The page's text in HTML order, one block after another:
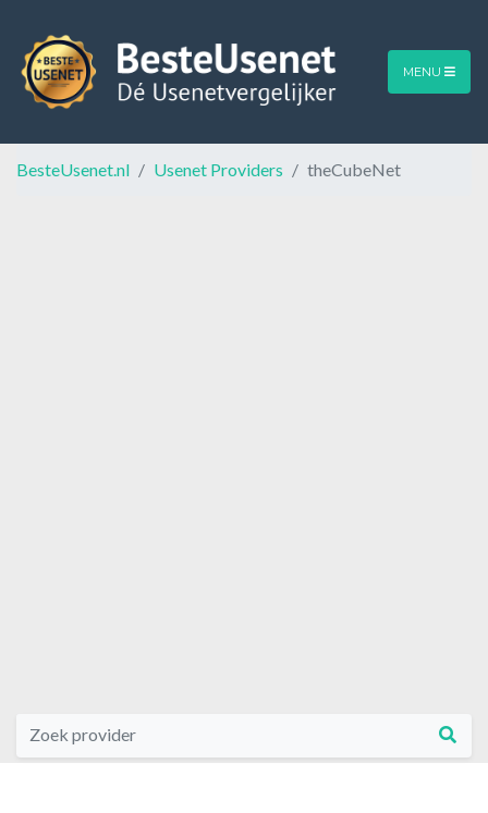
MENU
BesteUsenet.nl Usenet Providers theCubeNet